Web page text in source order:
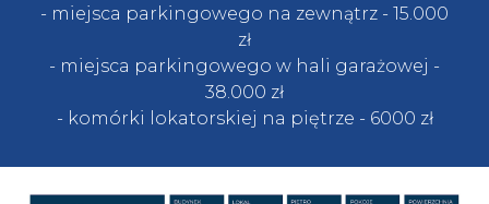
- miejsca parkingowego na zewnątrz - 15.000
zł
- miejsca parkingowego w hali garażowej -
38.000 zł
- komórki lokatorskiej na piętrze - 6000 zł